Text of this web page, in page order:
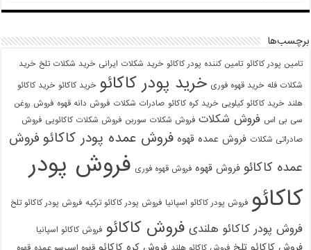
برچسب‌ها
تامین پودر کاکائو تامین کننده پودر کاکائو خرید شکلات ایرانی خرید شکلات تلخ خرید
شکلات فله خرید قهوه فوری خرید پودر کاکائو خرید کاکائو خرید کاکائو
هلند خرید کاکائو کیلویی خرید کره کاکائو صادرات شکلات فروش دانه قهوه فروش روغن
سی بی اس فروش شکلات فروش شکلات سوربن فروش شکلات کاکائویی فروش
صادراتی شکلات فروش عمده قهوه فروش عمده پودر کاکائو فروش
عمده کاکائو فروش قهوه فروش قهوه فوری فروش پودر
کاکائو فروش پودر کاکائو اسپانیا فروش پودر کاکائو ترکیه فروش پودر کاکائو تلخ
فروش پودر کاکائو هلندی فروش کاکائو فروش کاکائو اسپانیا